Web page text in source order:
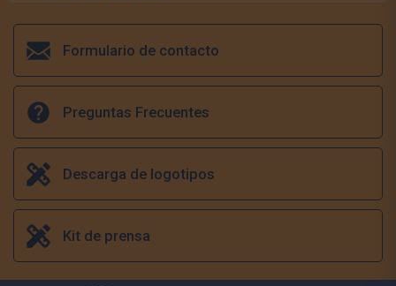
Formulario de contacto
Preguntas Frecuentes
Descarga de logotipos
Kit de prensa